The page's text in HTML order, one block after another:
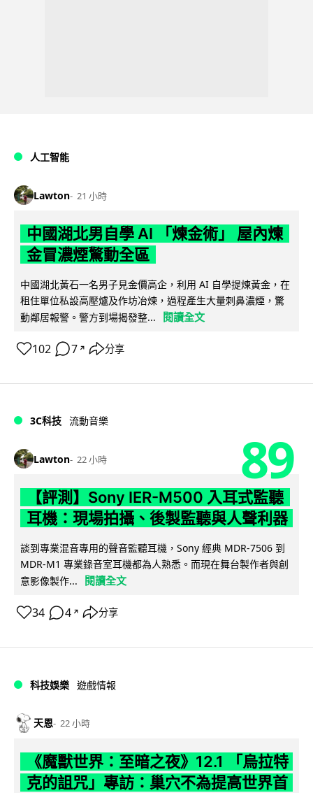
人工智能
Lawton 21 小時
中國湖北男自學 AI 「煉金術」 屋內煉
金冒濃煙驚動全區
中國湖北黃石一名男子見金價高企，利用 AI 自學提煉黃金，在
租住單位私設高壓爐及作坊冶煉，過程產生大量刺鼻濃煙，驚
動鄰居報警。警方到場揭發整...
閱讀全文
102 7 ↗ 分享
3C科技 流動音樂
Lawton 22 小時 89
【評測】Sony IER-M500 入耳式監聽
耳機：現場拍攝、後製監聽與人聲利器
談到專業混音專用的聲音監聽耳機，Sony 經典 MDR-7506 到
MDR-M1 專業錄音室耳機都為人熟悉。而現在舞台製作者與創
意影像製作...
閱讀全文
34 4 ↗ 分享
科技娛樂 遊戲情報
天恩 22 小時
《魔獸世界：至暗之夜》12.1 「烏拉特
克的詛咒」專訪：巢穴不為提高世界首